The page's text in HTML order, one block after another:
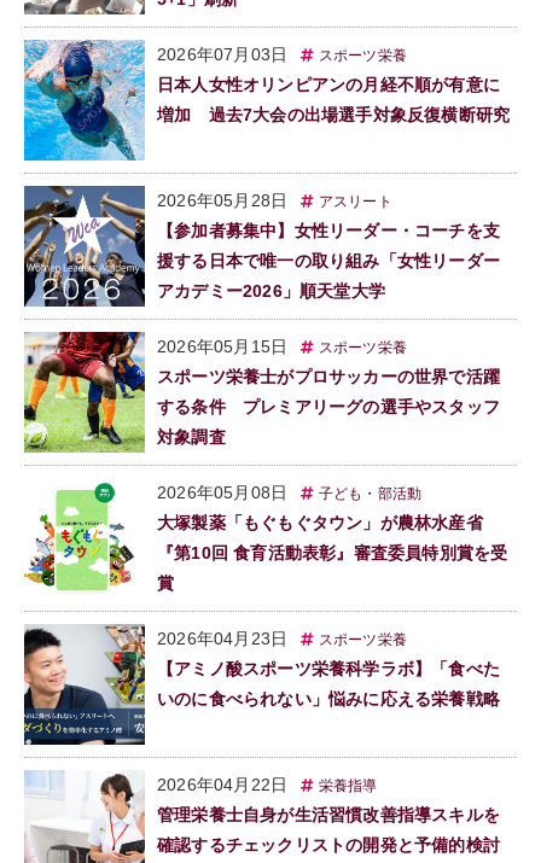
2026年07月03日 スポーツ栄養
日本人女性オリンピアンの月経不順が有意に
増加 過去7大会の出場選手対象反復横断研究
2026年05月28日 アスリート
【参加者募集中】女性リーダー・コーチを支
援する日本で唯一の取り組み「女性リーダー
アカデミー2026」順天堂大学
2026年05月15日 スポーツ栄養
スポーツ栄養士がプロサッカーの世界で活躍
する条件 プレミアリーグの選手やスタッフ
対象調査
2026年05月08日 子ども・部活動
大塚製薬「もぐもぐタウン」が農林水産省
『第10回 食育活動表彰』審査委員特別賞を受
賞
2026年04月23日 スポーツ栄養
【アミノ酸スポーツ栄養科学ラボ】「食べた
いのに食べられない」悩みに応える栄養戦略
2026年04月22日 栄養指導
管理栄養士自身が生活習慣改善指導スキルを
確認するチェックリストの開発と予備的検討